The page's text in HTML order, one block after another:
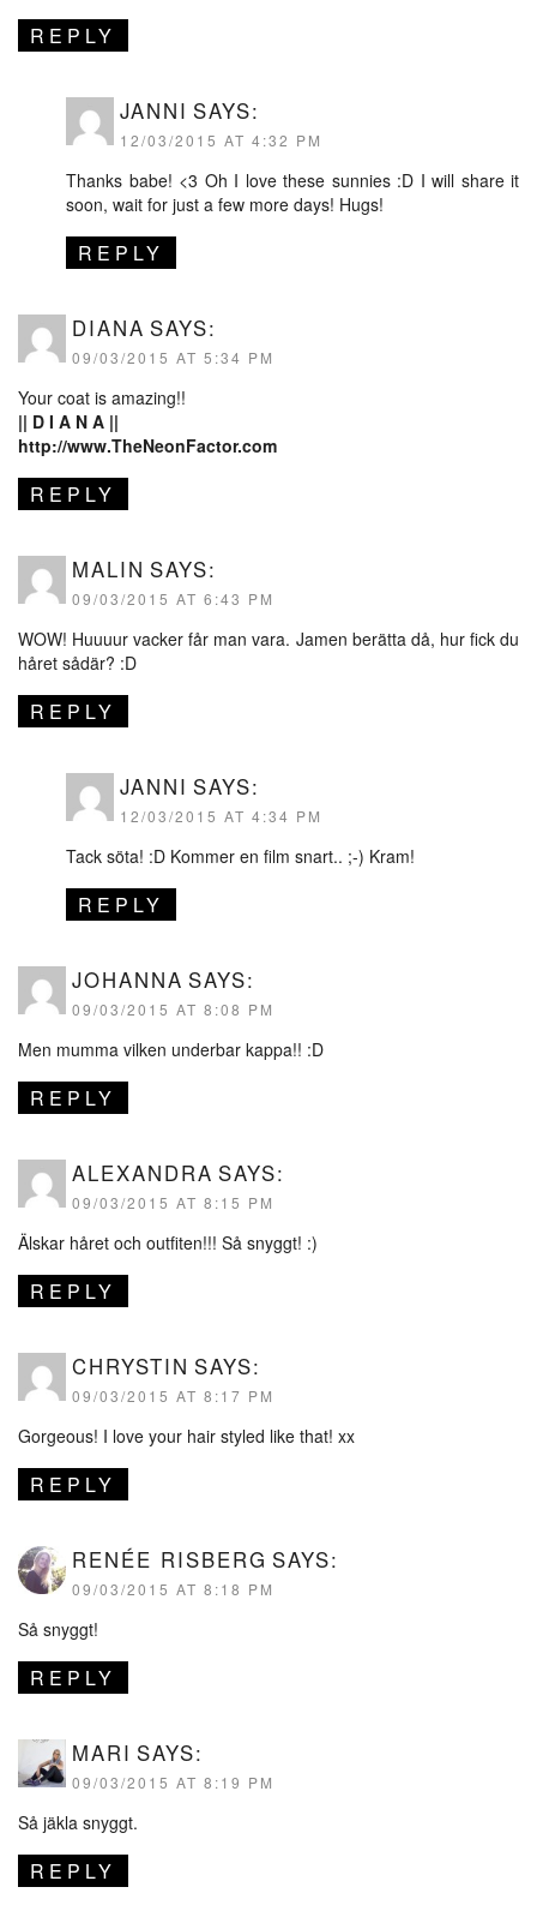
REPLY
JANNI SAYS:
12/03/2015 AT 4:32 PM
Thanks babe! <3 Oh I love these sunnies :D I will share it
soon, wait for just a few more days! Hugs!
REPLY
DIANA SAYS:
09/03/2015 AT 5:34 PM
Your coat is amazing!!
|| D I A N A ||
http://www.TheNeonFactor.com
REPLY
MALIN SAYS:
09/03/2015 AT 6:43 PM
WOW! Huuuur vacker får man vara. Jamen berätta då, hur fick du
håret sådär? :D
REPLY
JANNI SAYS:
12/03/2015 AT 4:34 PM
Tack söta! :D Kommer en film snart.. ;-) Kram!
REPLY
JOHANNA SAYS:
09/03/2015 AT 8:08 PM
Men mumma vilken underbar kappa!! :D
REPLY
ALEXANDRA SAYS:
09/03/2015 AT 8:15 PM
Älskar håret och outfiten!!! Så snyggt! :)
REPLY
CHRYSTIN SAYS:
09/03/2015 AT 8:17 PM
Gorgeous! I love your hair styled like that! xx
REPLY
RENÉE RISBERG SAYS:
09/03/2015 AT 8:18 PM
Så snyggt!
REPLY
MARI SAYS:
09/03/2015 AT 8:19 PM
Så jäkla snyggt.
REPLY